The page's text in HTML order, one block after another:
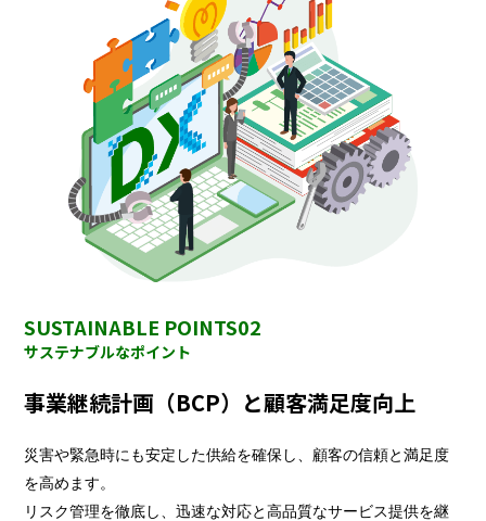
SUSTAINABLE POINTS02
サステナブルなポイント
事業継続計画（BCP）と顧客満足度向上
災害や緊急時にも安定した供給を確保し、顧客の信頼と満足度
を高めます。
リスク管理を徹底し、迅速な対応と高品質なサービス提供を継